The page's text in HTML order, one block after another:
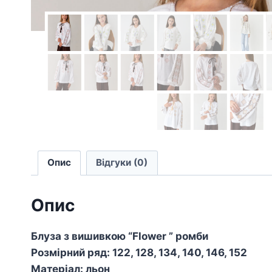
Опис Відгуки (0)
Опис
Блуза з вишивкою “Flower ” ромби
Розмірний ряд: 122, 128, 134, 140, 146, 152
Матеріал: льон